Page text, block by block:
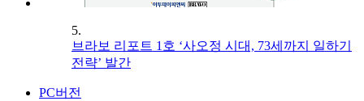
5.
브라보 리포트 1호 ‘사오정 시대, 73세까지 일하기
전략’ 발간
PC버전